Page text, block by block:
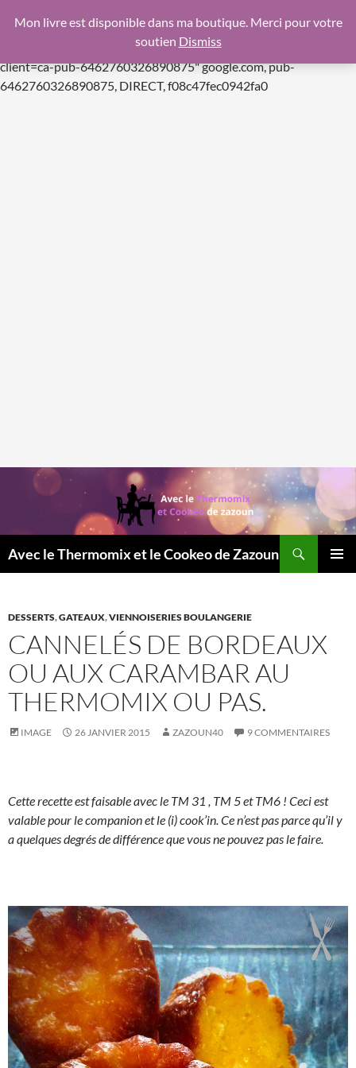
f08c47fec0942fa0
https://pagead2.googlesyndication.com/pagead/js/
client=ca-pub-6462760326890875"google.com, pub-
6462760326890875, DIRECT, f08c47fec0942fa0Aller
Avec le Thermomix et le Cookeo de Zazoun
DESSERTS,GATEAUX,VIENNOISERIES BOULANGERIE
CANNELÉS DE BORDEAUX
OU AUX CARAMBAR AU
THERMOMIX OU PAS.
IMAGE 26 JANVIER 2015 ZAZOUN40 9 COMMENTAIRES
Cette recette est faisable avec le TM 31 , TM 5 et TM6 ! Ceci est
valable pour le companion et le (i) cook’in. Ce n’est pas parce qu’il y
a quelques degrés de différence que vous ne pouvez pas le faire.
Mon livre est disponible dans ma boutique. Merci pour votre
soutien Dismiss